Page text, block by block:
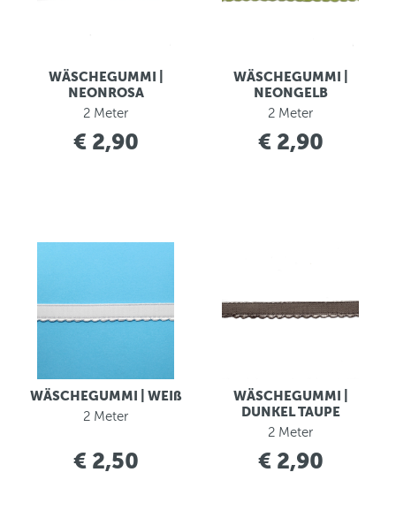
WÄSCHEGUMMI |
NEONROSA
2 Meter
€ 2,90
WÄSCHEGUMMI |
NEONGELB
2 Meter
€ 2,90
WÄSCHEGUMMI | WEIß
2 Meter
€ 2,50
WÄSCHEGUMMI |
DUNKEL TAUPE
2 Meter
€ 2,90